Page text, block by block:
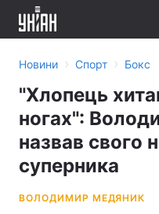
Новини › Спорт › Бокс
"Хлопець
ногах":
назвав свого
суперника
ВОЛОДИМИР МЕДЯНИК